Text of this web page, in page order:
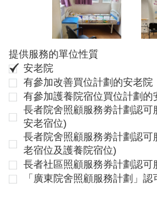
提供服務的單位性質
安老院
有參加改善買位計劃的安老院
有參加護養院宿位買位計劃的
長者院舍照顧服務劵計劃認可
安老宿位)
長者院舍照顧服務劵計劃認可
老宿位及護養院宿位)
長者社區照顧服務券計劃認可
「廣東院舍照顧服務計劃」